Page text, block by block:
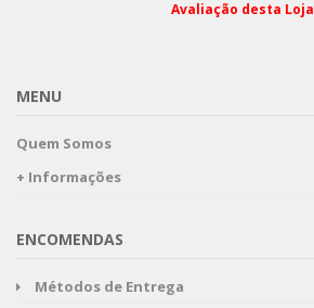
Avaliação desta Loja
MENU
Quem Somos
+ Informações
ENCOMENDAS
Métodos de Entrega